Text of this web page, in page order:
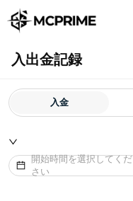
入出金記録
入金
開始時間を選択してくだ
さい